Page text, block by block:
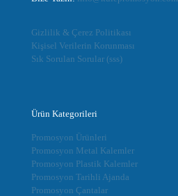
Gizlilik & Çerez Politikası
Kişisel Verilerin Korunması
Sık Sorulan Sorular (sss)
Ürün Kategorileri
Promosyon Ürünleri
Promosyon Metal Kalemler
Promosyon Plastik Kalemler
Promosyon Tarihli Ajanda
Promosyon Çantalar